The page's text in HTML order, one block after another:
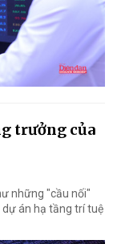
trưởng của
những "cầu nối"
án hạ tầng trí tuệ